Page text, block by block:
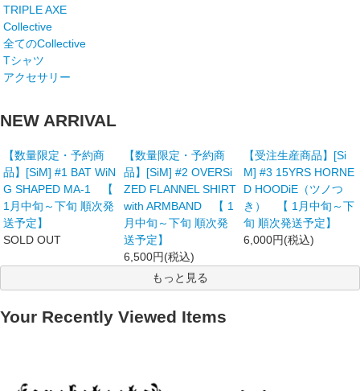
TRIPLE AXE
Collective
全てのCollective
Tシャツ
アクセサリー
NEW ARRIVAL
【数量限定・予約商
品】[SiM] #1 BAT WiN
G SHAPED MA-1 【
1月中旬～下旬 順次発
送予定】
SOLD OUT
【数量限定・予約商
品】[SiM] #2 OVERSi
ZED FLANNEL SHIRT
with ARMBAND 【 1
月中旬～下旬 順次発
送予定】
6,500円(税込)
【受注生産商品】[Si
M] #3 15YRS HORNE
D HOODiE（ツノつ
き） 【 1月中旬～下
旬 順次発送予定】
6,000円(税込)
もっと見る
Your Recently Viewed Items